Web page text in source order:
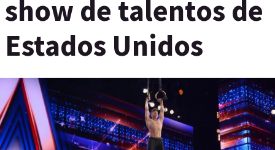
show de talentos de
Estados Unidos